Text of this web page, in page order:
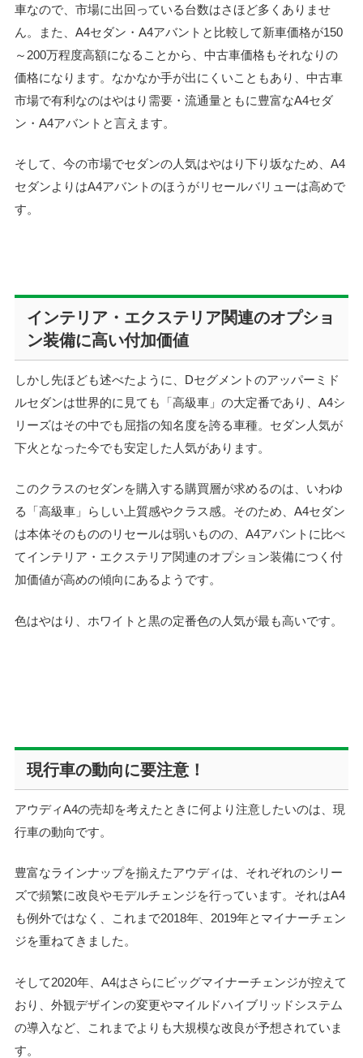
車なので、市場に出回っている台数はさほど多くありませ
ん。また、A4セダン・A4アバントと比較して新車価格が150
～200万程度高額になることから、中古車価格もそれなりの
価格になります。なかなか手が出にくいこともあり、中古車
市場で有利なのはやはり需要・流通量ともに豊富なA4セダ
ン・A4アバントと言えます。
そして、今の市場でセダンの人気はやはり下り坂なため、A4
セダンよりはA4アバントのほうがリセールバリューは高めで
す。
インテリア・エクステリア関連のオプショ
ン装備に高い付加価値
しかし先ほども述べたように、Dセグメントのアッパーミド
ルセダンは世界的に見ても「高級車」の大定番であり、A4シ
リーズはその中でも屈指の知名度を誇る車種。セダン人気が
下火となった今でも安定した人気があります。
このクラスのセダンを購入する購買層が求めるのは、いわゆ
る「高級車」らしい上質感やクラス感。そのため、A4セダン
は本体そのもののリセールは弱いものの、A4アバントに比べ
てインテリア・エクステリア関連のオプション装備につく付
加価値が高めの傾向にあるようです。
色はやはり、ホワイトと黒の定番色の人気が最も高いです。
現行車の動向に要注意！
アウディA4の売却を考えたときに何より注意したいのは、現
行車の動向です。
豊富なラインナップを揃えたアウディは、それぞれのシリー
ズで頻繁に改良やモデルチェンジを行っています。それはA4
も例外ではなく、これまで2018年、2019年とマイナーチェン
ジを重ねてきました。
そして2020年、A4はさらにビッグマイナーチェンジが控えて
おり、外観デザインの変更やマイルドハイブリッドシステム
の導入など、これまでよりも大規模な改良が予想されていま
す。